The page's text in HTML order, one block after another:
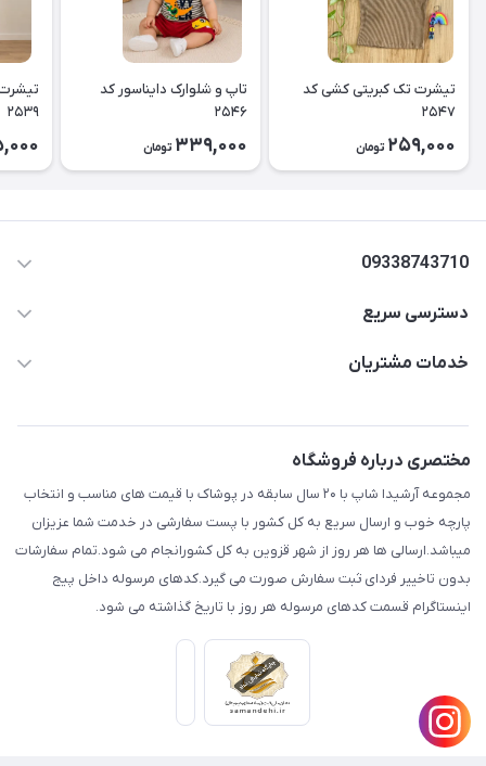
تیشرت تک کبریتی کشی کد
۲۵۴۷
259,000 تومان
تاپ و شلوارک دایناسور کد
۲۵۴۶
339,000 تومان
۲۵۳۹
09338743710
دسترسی سریع
حساب کاربری
لیست محصولات
درباره ما
تماس با ما
خدمات مشتریان
مختصری درباره فروشگاه
مجموعه آرشیدا شاپ با ۲۰ سال سابقه در پوشاک با قیمت های مناسب و انتخاب
پارچه خوب و ارسال سریع به کل کشور با پست سفارشی در خدمت شما عزیزان
میباشد.ارسالی ها هر روز از شهر قزوین به کل کشورانجام می شود.تمام سفارشات
بدون تاخییر فردای ثبت سفارش صورت می گیرد.کدهای مرسوله داخل پیج
اینستاگرام قسمت کدهای مرسوله هر روز با تاریخ گذاشته می شود.